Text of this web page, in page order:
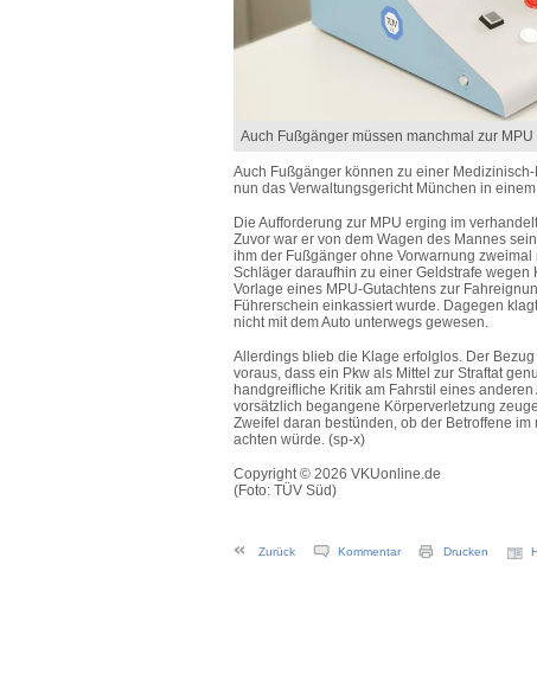
Auch Fußgänger müssen manchmal zur MPU
Auch Fußgänger können zu einer
nun das Verwaltungsgericht München in
Die Aufforderung zur MPU erging im
Zuvor war er von dem Wagen des Mannes
ihm der Fußgänger ohne Vorwarnung
Schläger daraufhin zu einer Geldstrafe
Vorlage eines MPU-Gutachtens zur
Führerschein einkassiert wurde. Dagegen
nicht mit dem Auto unterwegs gewesen.
Allerdings blieb die Klage erfolglos. Der
voraus, dass ein Pkw als Mittel zur Straftat
handgreifliche Kritik am Fahrstil eines
vorsätzlich begangene Körperverletzung
Zweifel daran bestünden, ob der Betroffene
achten würde. (sp-x)
Copyright © 2026 VKUonline.de
(Foto: TÜV Süd)
Zurück Kommentar Drucken